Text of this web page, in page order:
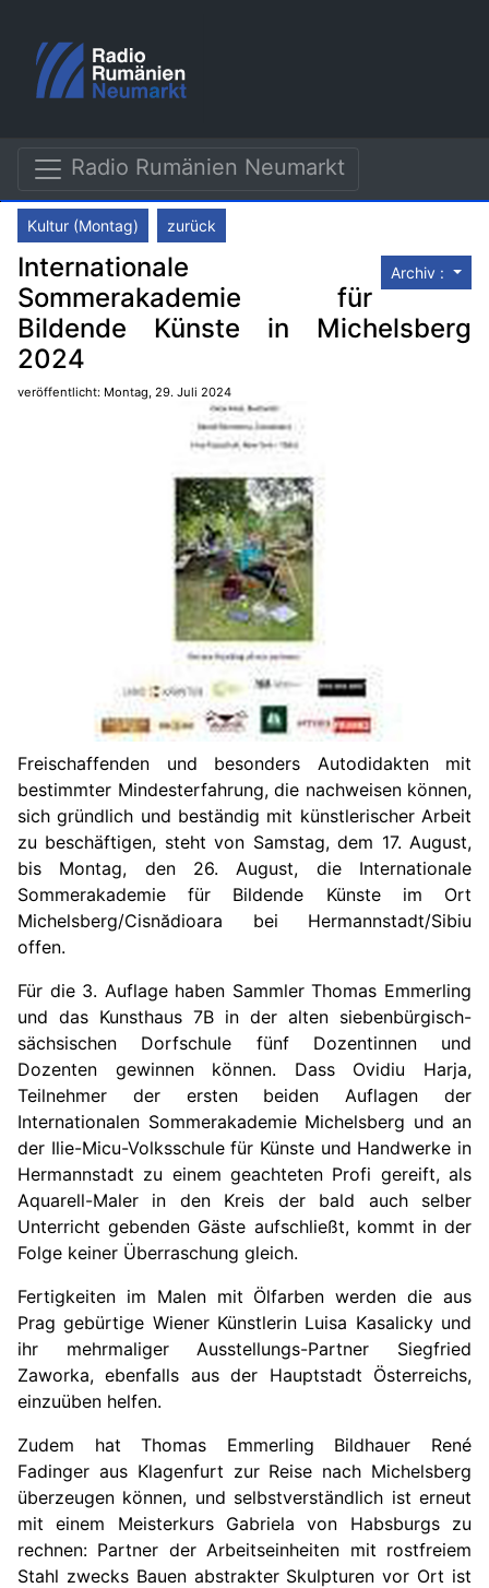
Radio Rumänien Neumarkt
Kultur (Montag) zurück
Archiv :
Internationale
Sommerakademie für
Bildende Künste in Michelsberg
2024
veröffentlicht: Montag, 29. Juli 2024
Freischaffenden und besonders Autodidakten mit
bestimmter Mindesterfahrung, die nachweisen können,
sich gründlich und beständig mit künstlerischer Arbeit
zu beschäftigen, steht von Samstag, dem 17. August,
bis Montag, den 26. August, die Internationale
Sommerakademie für Bildende Künste im Ort
Michelsberg/Cisnădioara bei Hermannstadt/Sibiu
offen.
Für die 3. Auflage haben Sammler Thomas Emmerling
und das Kunsthaus 7B in der alten siebenbürgisch-
sächsischen Dorfschule fünf Dozentinnen und
Dozenten gewinnen können. Dass Ovidiu Harja,
Teilnehmer der ersten beiden Auflagen der
Internationalen Sommerakademie Michelsberg und an
der Ilie-Micu-Volksschule für Künste und Handwerke in
Hermannstadt zu einem geachteten Profi gereift, als
Aquarell-Maler in den Kreis der bald auch selber
Unterricht gebenden Gäste aufschließt, kommt in der
Folge keiner Überraschung gleich.
Fertigkeiten im Malen mit Ölfarben werden die aus
Prag gebürtige Wiener Künstlerin Luisa Kasalicky und
ihr mehrmaliger Ausstellungs-Partner Siegfried
Zaworka, ebenfalls aus der Hauptstadt Österreichs,
einzuüben helfen.
Zudem hat Thomas Emmerling Bildhauer René
Fadinger aus Klagenfurt zur Reise nach Michelsberg
überzeugen können, und selbstverständlich ist erneut
mit einem Meisterkurs Gabriela von Habsburgs zu
rechnen: Partner der Arbeitseinheiten mit rostfreiem
Stahl zwecks Bauen abstrakter Skulpturen vor Ort ist